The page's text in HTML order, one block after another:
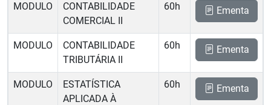
MODULO
CONTABILIDADE
COMERCIAL II
60h Ementa
MODULO
CONTABILIDADE
TRIBUTÁRIA II
60h Ementa
MODULO
ESTATÍSTICA
APLICADA À
60h Ementa